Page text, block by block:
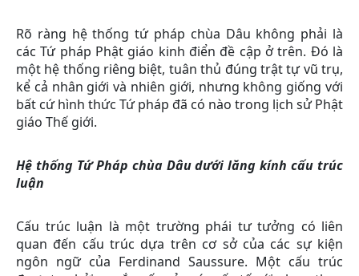
Rõ ràng hệ thống tứ pháp chùa Dâu không phải là
các Tứ pháp Phật giáo kinh điển đề cập ở trên. Đó là
một hệ thống riêng biệt, tuân thủ đúng trật tự vũ trụ,
kể cả nhân giới và nhiên giới, nhưng không giống với
bất cứ hình thức Tứ pháp đã có nào trong lịch sử Phật
giáo Thế giới.
Hệ thống Tứ Pháp chùa Dâu dưới lăng kính cấu trúc
luận
Cấu trúc luận là một trường phái tư tưởng có liên
quan đến cấu trúc dựa trên cơ sở của các sự kiện
ngôn ngữ của Ferdinand Saussure. Một cấu trúc